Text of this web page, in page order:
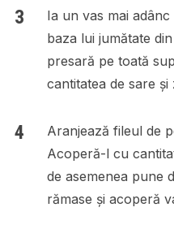
Ia un vas mai
baza lui jumătate
presară pe toată
cantitatea de sare și
Aranjează fileul de
Acoperă-l cu
de asemenea pune
rămase și acoperă